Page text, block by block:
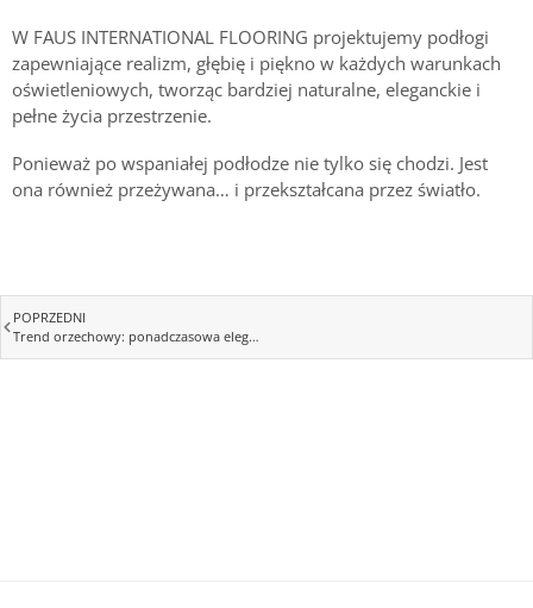
W FAUS INTERNATIONAL FLOORING projektujemy podłogi
zapewniające realizm, głębię i piękno w każdych warunkach
oświetleniowych, tworząc bardziej naturalne, eleganckie i
pełne życia przestrzenie.
Ponieważ po wspaniałej podłodze nie tylko się chodzi. Jest
ona również przeżywana… i przekształcana przez światło.
POPRZEDNI
Trend orzechowy: ponadczasowa elegancja powraca z hukiem!